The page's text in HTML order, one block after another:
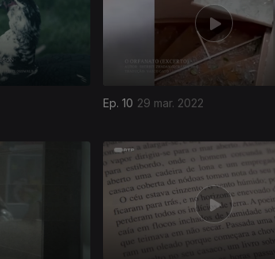
Ep. 10 29 mar. 2022